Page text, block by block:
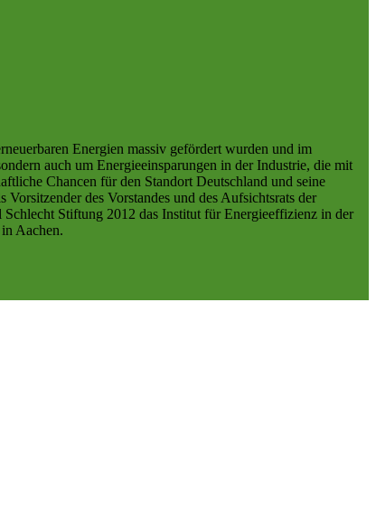
Energien massiv gefördert wurden und im
auch um Energieeinsparungen in der Industrie, die mit
Chancen für den Standort Deutschland und seine
des Vorstandes und des Aufsichtsrats der
Stiftung 2012 das Institut für Energieeffizienz in der
Aachen.